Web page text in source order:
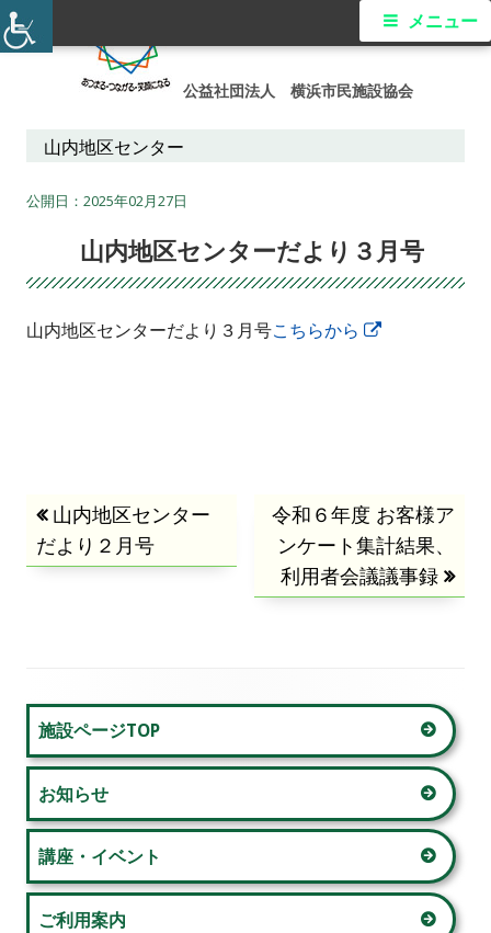
コ
ン
公益社団法人 横浜市民施設協会
メ
ニ
メニュー
山内地区センター
2025年02月27日
山内地区センターだより３月号
山内地区センターだより３月号こちらから
ド
ウ
で
す
投
稿
ゲ
ー
シ
ョ
ン
前
の
記
山内地区センター
だより２月号
次
の
記
事:
令和６年度 お客様ア
ンケート集計結果、
利用者会議議事録
メ
イ
ン
サ
イ
施設ページTOP
お知らせ
講座・イベント
ご利用案内